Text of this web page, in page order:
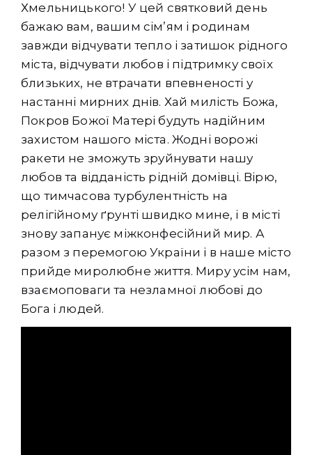
Хмельницького! У цей святковий день
бажаю вам, вашим сім’ям і родинам
завжди відчувати тепло і затишок рідного
міста, відчувати любов і підтримку своїх
близьких, не втрачати впевненості у
настанні мирних днів. Хай милість Божа,
Покров Божої Матері будуть надійним
захистом нашого міста. Жодні ворожі
ракети не зможуть зруйнувати нашу
любов та відданість рідній домівці. Вірю,
що тимчасова турбулентність на
релігійному ґрунті швидко мине, і в місті
знову запанує міжконфесійний мир. А
разом з перемогою України і в наше місто
прийде миролюбне життя. Миру усім нам,
взаємоповаги та незламної любові до
Бога і людей.